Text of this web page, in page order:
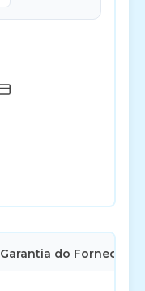
Garantia do Fornecedor